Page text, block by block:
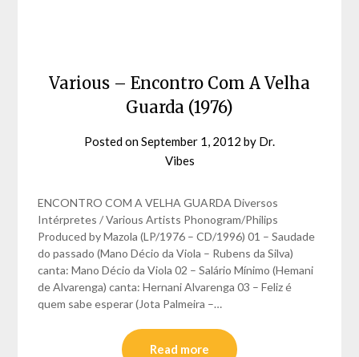
Various – Encontro Com A Velha
Guarda (1976)
Posted onSeptember 1, 2012 by Dr.
Vibes
ENCONTRO COM A VELHA GUARDA Diversos
Intérpretes / Various Artists Phonogram/Philips
Produced by Mazola (LP/1976 – CD/1996) 01 – Saudade
do passado (Mano Décio da Viola – Rubens da Silva)
canta: Mano Décio da Viola 02 – Salário Mínimo (Hemani
de Alvarenga) canta: Hernani Alvarenga 03 – Feliz é
quem sabe esperar (Jota Palmeira –…
Read more